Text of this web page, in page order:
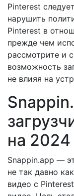
Pinterest
нарушить
Pinterest в
прежде чем
рассмотрите и
возможность
не влияя на
на 2024
Snappin.app —
не так давно
видео с